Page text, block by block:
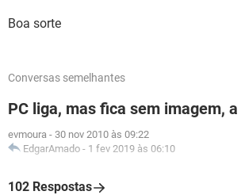
Boa sorte
Conversas semelhantes
PC liga, mas fica sem imagem,
evmoura - 30 nov 2010 às 09:22
EdgarAmado - 1 fev 2019 às 06:10
102 Respostas